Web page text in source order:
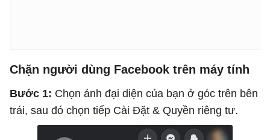
Chặn người dùng Facebook trên máy tính
Bước 1: Chọn ảnh đại diện của bạn ở góc trên bên
trái, sau đó chọn tiếp Cài Đặt & Quyền riêng tư.